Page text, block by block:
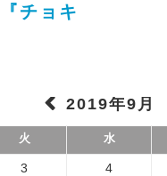
チョキ
2019年9月
火 水
3
4